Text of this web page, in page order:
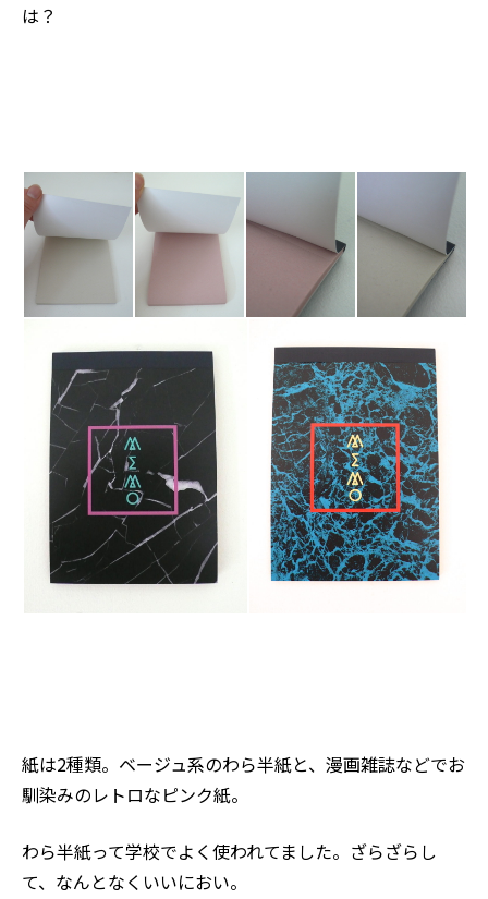
は？
紙は2種類。ベージュ系のわら半紙と、漫画雑誌などでお
馴染みのレトロなピンク紙。
わら半紙って学校でよく使われてました。ざらざらし
て、なんとなくいいにおい。